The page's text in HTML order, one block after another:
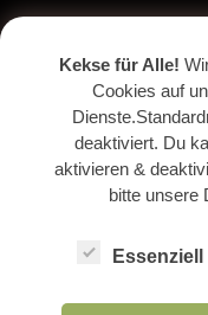
Kekse für Alle!
Cookies auf
deaktiviert. Du
aktivieren &
bitte unsere
Essenziell